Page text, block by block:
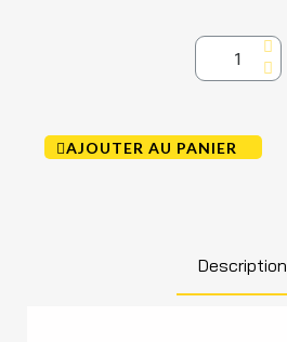
AJOUTER AU PANIER
Description